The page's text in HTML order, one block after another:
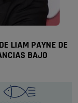
LIAM PAYNE DE
BAJO